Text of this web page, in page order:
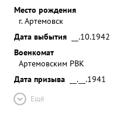
Место рождения
г. Артемовск
Дата выбытия
__.10.1942
Военкомат
Артемовским РВК
Дата призыва
__.__.1941
Ещё